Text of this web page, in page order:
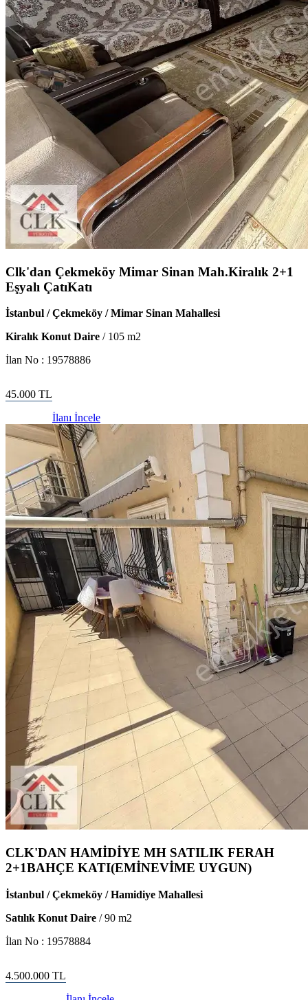
Clk'dan Çekmeköy Mimar Sinan Mah.Kiralık 2+1
Eşyalı ÇatıKatı
İstanbul / Çekmeköy / Mimar Sinan Mahallesi
Kiralık Konut Daire / 105 m2
İlan No : 19578886
45.000 TL
İlanı İncele
CLK'DAN HAMİDİYE MH SATILIK FERAH
2+1BAHÇE KATI(EMİNEVİME UYGUN)
İstanbul / Çekmeköy / Hamidiye Mahallesi
Satılık Konut Daire /90 m2
İlan No : 19578884
4.500.000 TL